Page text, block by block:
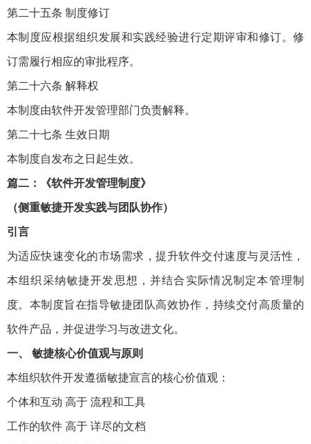
第二十五条 制度修订
本制度应根据组织发展和实践经验进行定期评审和修订。修
订需履行相应的审批程序。
第二十六条 解释权
本制度由软件开发管理部门负责解释。
第二十七条 生效日期
本制度自发布之日起生效。
篇二：《软件开发管理制度》
（侧重敏捷开发实践与团队协作）
引言
为适应快速变化的市场需求，提升软件交付速度与灵活性，
本组织采纳敏捷开发思想，并结合实际情况制定本管理制
度。本制度旨在指导敏捷团队高效协作，持续交付高质量的
软件产品，并促进学习与改进文化。
一、 敏捷核心价值观与原则
本组织软件开发遵循敏捷宣言的核心价值观：
个体和互动 高于 流程和工具
工作的软件 高于 详尽的文档